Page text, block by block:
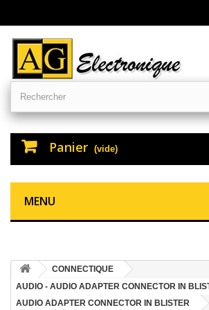
Panier (vide)
MENU
CONNECTIQUE
AUDIO - AUDIO ADAPTER CONNECTOR IN
AUDIO ADAPTER CONNECTOR IN BLISTER